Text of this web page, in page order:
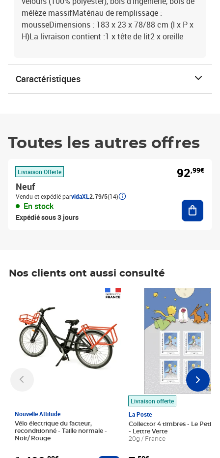
mélèze massifMatériau de remplissage :
mousseDimensions : 183 x 23 x 78/88 cm (l x P x
H)La livraison contient :1 x tête de lit2 x oreille
Caractéristiques
Toutes les autres offres
Livraison Offerte
Neuf
Vendu et expédié parvidaXL 2.79/5(14)
En stock
Expédié sous 3 jours
92,99€
Nos clients ont aussi consulté
Nouvelle Attitude
Vélo électrique du facteur,
reconditionné - Taille normale -
Noir/ Rouge
Livraison offerte
La Poste
Collector 4 timbres - Le Petit
- Lettre Verte
20g / France
Prix 7,50€